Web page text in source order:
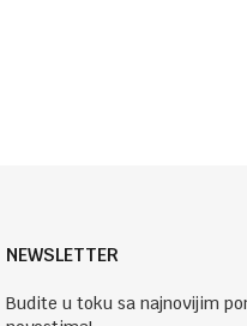
NEWSLETTER
Budite u toku sa najnovijim